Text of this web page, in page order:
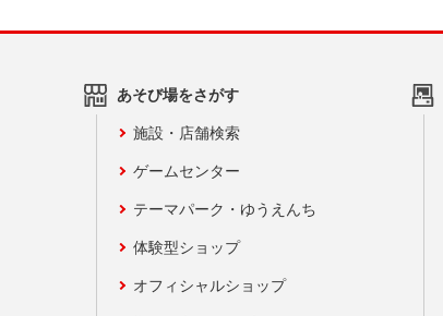
あそび場をさがす
施設・店舗検索
ゲームセンター
テーマパーク・ゆうえんち
体験型ショップ
オフィシャルショップ